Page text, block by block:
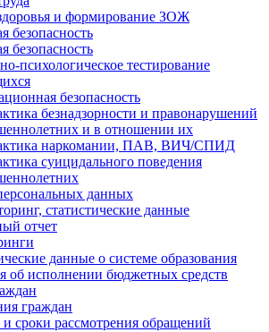
и формирование ЗОЖ
безопасность
безопасность
психологическое тестирование
безопасность
безнадзорности и правонарушений
и в отношении их
наркомании, ПАВ, ВИЧ/СПИД
суицидального поведения
данных
статистические данные
отчет
данные о системе образования
об исполнении бюджетных средств
граждан
сроки рассмотрения обращений